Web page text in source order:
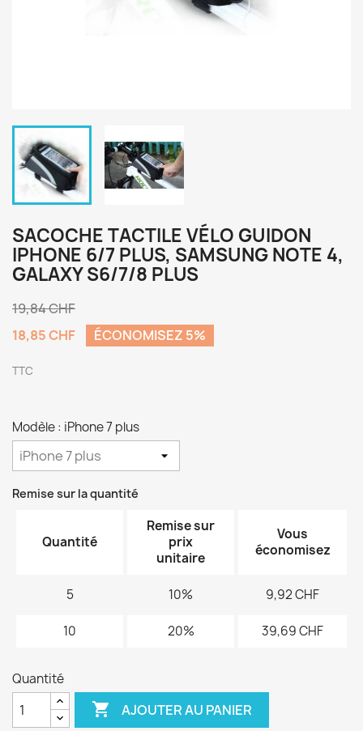
SACOCHE TACTILE VÉLO GUIDON
IPHONE 6/7 PLUS, SAMSUNG NOTE 4,
GALAXY S6/7/8 PLUS
19,84 CHF
18,85 CHF
ÉCONOMISEZ 5%
TTC
Modèle : iPhone 7 plus
Remise sur la quantité
Quantité
Remise sur
prix
unitaire
Vous
économisez
5 10% 9,92 CHF
10 20% 39,69 CHF
Quantité
 AJOUTER AU PANIER